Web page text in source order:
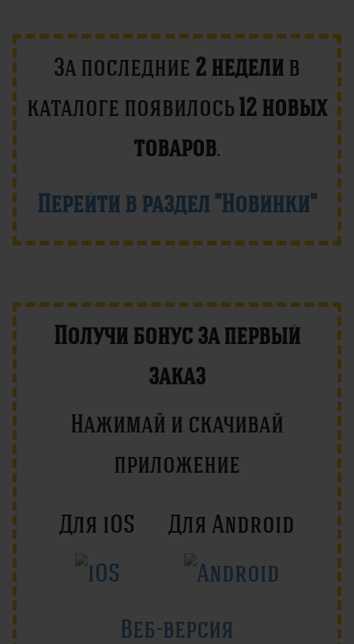
За последние 2 недели в
каталоге появилось 12 новых
товаров.
Перейти в раздел "Новинки"
Получи бонус за первый
заказ
Нажимай и скачивай
приложение
Для iOS Для Android
Веб-версия